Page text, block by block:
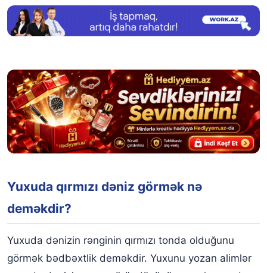
Yuxuda qırmızı dəniz görmək nə
deməkdir?
Yuxuda dənizin rənginin qırmızı tonda olduğunu
görmək bədbəxtlik deməkdir. Yuxunu yozan alimlər